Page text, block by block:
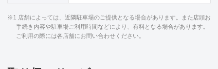
※1 店舗によっては、近隣駐車場のご提供となる場合があります。また店頭お
手続き内容や駐車場ご利用時間などにより、有料となる場合があります。
ご利用の際には各店舗にお問い合わせください。